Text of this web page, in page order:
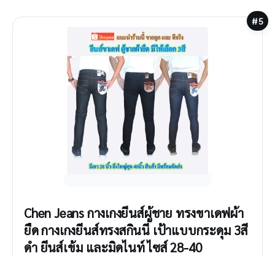
#5
Chen Jeans กางเกงยีนส์ผู้ชาย ทรงขาเดฟผ้า
ยืด กางเกงยีนส์ทรงสกินนี่ เป้าแบบกระดุม 3สี
ดำ ยีนส์เข้ม และมิดไนท์ ไซส์ 28-40